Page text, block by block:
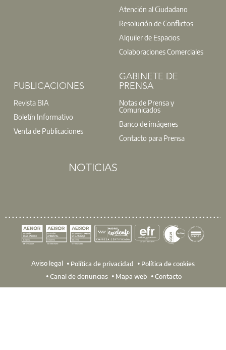
Atención al Ciudadano
Resolución de Conflictos
Alquiler de Espacios
Colaboraciones Comerciales
PUBLICACIONES
Revista BIA
Boletín Informativo
Venta de Publicaciones
GABINETE DE
PRENSA
Notas de Prensa y
Comunicados
Banco de imágenes
Contacto para Prensa
NOTICIAS
Aviso legal Política de privacidad
Política de cookies
Canal de denuncias
Mapa web Contacto